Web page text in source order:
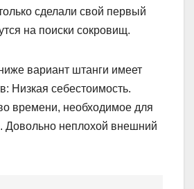
сделали свой первый
на поиски сокровищ.
вариант штанги имеет
Низкая себестоимость.
времени, необходимое для
Довольно неплохой внешний